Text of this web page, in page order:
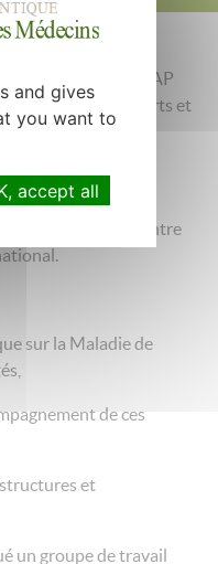
du RésO-MAP
des centres experts et
- Parkinson).
de la SOFMA,
Anormaux.
en Unité et Centre
de :
sur la Maladie de
de ces
et
un groupe de travail
and gives
you want to
accept all